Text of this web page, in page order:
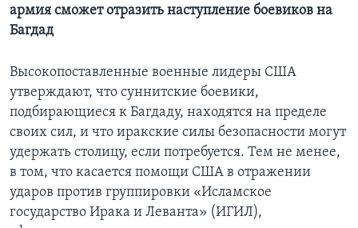
Языки
армия сможет отразить наступление боевиков на
Багдад
Высокопоставленные военные лидеры США
утверждают, что суннитские боевики,
подбирающиеся к Багдаду, находятся на пределе
своих сил, и что иракские силы безопасности могут
удержать столицу, если потребуется. Тем не менее,
в том, что касается помощи США в отражении
ударов против группировки «Исламское
государство Ирака и Леванта» (ИГИЛ),